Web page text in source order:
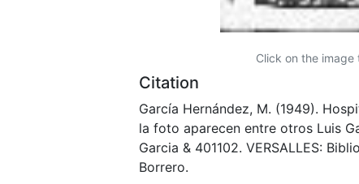
Click on the
Citation
García Hernández, M. (1949).
la foto aparecen entre otros Luis
Garcia & 401102. VERSALLES:
Borrero.